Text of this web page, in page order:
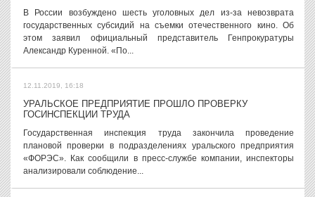
В России возбуждено шесть уголовных дел из-за невозврата
государственных субсидий на съемки отечественного кино. Об
этом заявил официальный представитель Генпрокуратуры
Александр Куренной. «По...
12.11.2019, 16:18
УРАЛЬСКОЕ ПРЕДПРИЯТИЕ ПРОШЛО ПРОВЕРКУ
ГОСИНСПЕКЦИИ ТРУДА
Государственная инспекция труда закончила проведение
плановой проверки в подразделениях уральского предприятия
«ФОРЭС». Как сообщили в пресс-службе компании, инспекторы
анализировали соблюдение...